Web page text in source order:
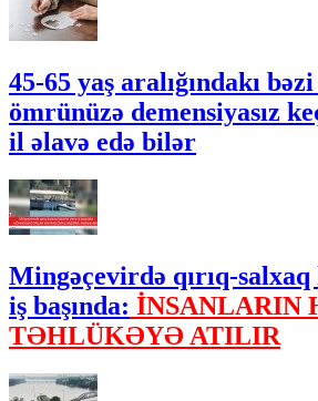
45-65 yaş aralığındakı
ömrünüzə demensiyasız
il əlavə edə bilər
Mingəçevirdə qırıq-
iş başında: İNSANLARIN
TƏHLÜKƏYƏ ATILIR